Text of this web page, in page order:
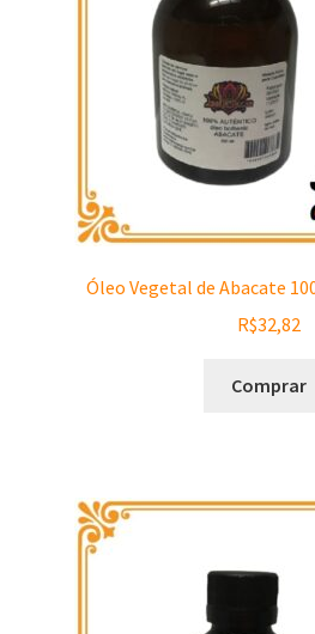
Óleo Vegetal de Abacate
R$32,82
Comprar